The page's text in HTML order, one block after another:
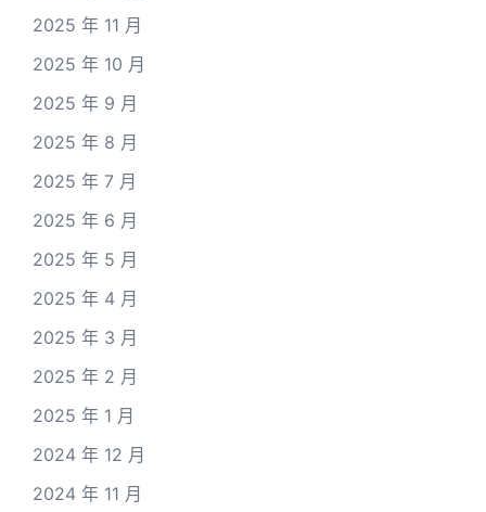
2025 年 11 月
2025 年 10 月
2025 年 9 月
2025 年 8 月
2025 年 7 月
2025 年 6 月
2025 年 5 月
2025 年 4 月
2025 年 3 月
2025 年 2 月
2025 年 1 月
2024 年 12 月
2024 年 11 月